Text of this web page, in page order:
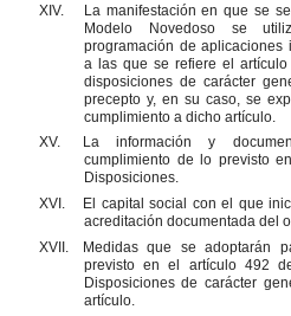
XIV.
La manifestación en que se
Modelo Novedoso se
programación de aplicaciones
a las que se refiere el
disposiciones de carácter
precepto y, en su caso, se
cumplimiento a dicho artículo.
XV.
La información y
cumplimiento de lo previsto
Disposiciones.
XVI.
El capital social con el que
acreditación documentada del
XVII.
Medidas que se adoptarán
previsto en el artículo 492
Disposiciones de carácter
artículo.